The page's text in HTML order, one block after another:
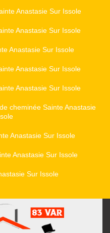
Anastasie Sur Issole
Anastasie Sur Issole
Anastasie Sur Issole
Anastasie Sur Issole
Anastasie Sur Issole
cheminée Sainte Anastasie
Anastasie Sur Issole
Anastasie Sur Issole
Sur Issole